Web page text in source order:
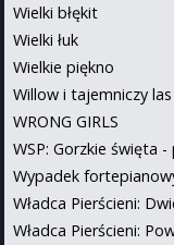
Wielki błękit
Wielki łuk
Wielkie piękno
Willow i tajemniczy las
WRONG GIRLS
WSP: Gorzkie święta
Wypadek
Władca Pierścieni:
Władca Pierścieni: